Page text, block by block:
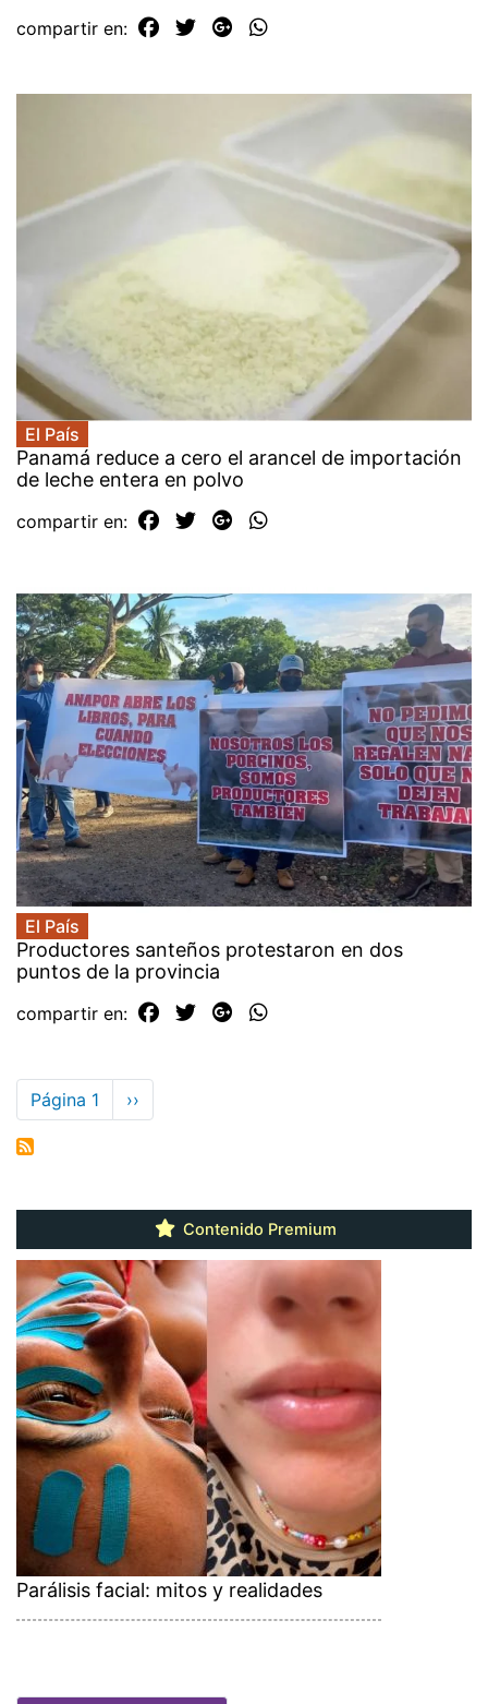
compartir en:
El País
Panamá reduce a cero el arancel de importación
de leche entera en polvo
compartir en:
El País
Productores santeños protestaron en dos
puntos de la provincia
compartir en:
Paginación
Página 1
Siguiente
página
››
Contenido Premium
Parálisis facial: mitos y realidades